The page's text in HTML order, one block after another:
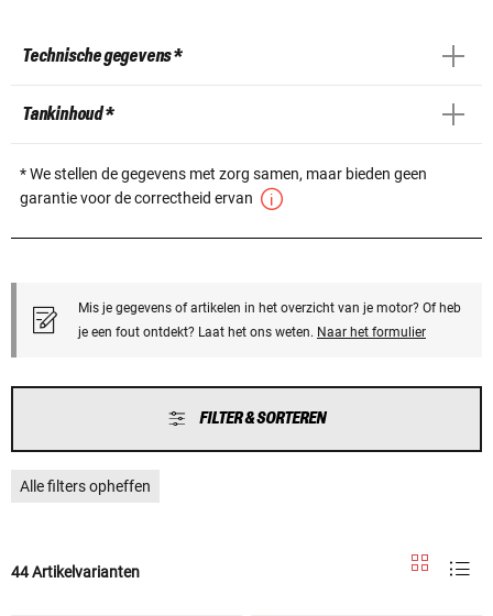
Technische gegevens *
Tankinhoud *
* We stellen de gegevens met zorg samen, maar bieden geen
garantie voor de correctheid ervan
Mis je gegevens of artikelen in het overzicht van je motor? Of heb
je een fout ontdekt? Laat het ons weten. Naar het formulier
FILTER & SORTEREN
Alle filters opheffen
44 Artikelvarianten